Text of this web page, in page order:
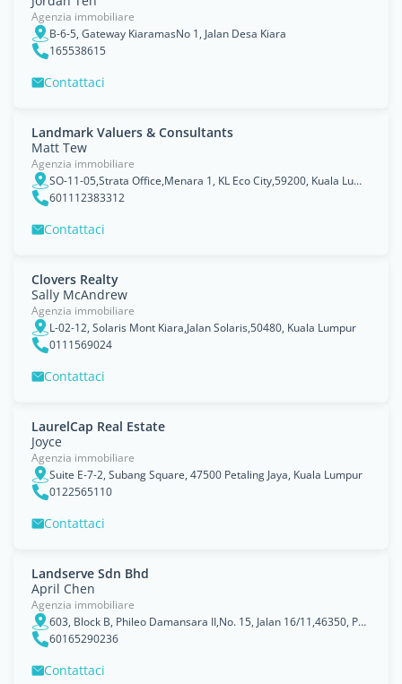
Agenzia immobiliare
B-6-5, Gateway KiaramasNo 1, Jalan Desa Kiara
165538615
Contattaci
Landmark Valuers & Consultants
Matt Tew
Agenzia immobiliare
SO-11-05,Strata Office,Menara 1, KL Eco City,59200, Kuala Lumpur
601112383312
Contattaci
Clovers Realty
Sally McAndrew
Agenzia immobiliare
L-02-12, Solaris Mont Kiara,Jalan Solaris,50480, Kuala Lumpur
0111569024
Contattaci
LaurelCap Real Estate
Joyce
Agenzia immobiliare
Suite E-7-2, Subang Square, 47500 Petaling Jaya, Kuala Lumpur
0122565110
Contattaci
Landserve Sdn Bhd
April Chen
Agenzia immobiliare
603, Block B, Phileo Damansara II,No. 15, Jalan 16/11,46350, Petaling Jaya, Selangor
60165290236
Contattaci